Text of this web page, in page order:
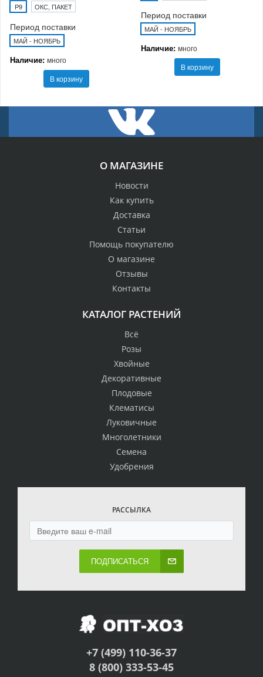
P9 ОКС, ПАКЕТ
Период поставки
МАЙ - НОЯБРЬ
Наличие: много
В корзину
Период поставки
МАЙ - НОЯБРЬ
Наличие: много
В корзину
О МАГАЗИНЕ
Новости
Как купить
Доставка
Статьи
Помощь покупателю
О магазине
Отзывы
Контакты
КАТАЛОГ РАСТЕНИЙ
Всё
Розы
Хвойные
Декоративные
Плодовые
Клематисы
Луковичные
Многолетники
Семена
Удобрения
РАССЫЛКА
ПОДПИСАТЬСЯ
+7 (499) 110-36-37
8 (800) 333-53-45